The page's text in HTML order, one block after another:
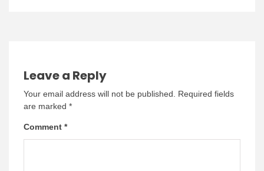
Leave a Reply
Your email address will not be published.
Required fields
are marked *
Comment *